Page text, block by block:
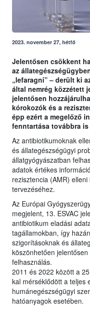
2023. november 27, hétfő
Jelentősen csökkent
az
„lefaragni” – derült ki
által nemrég közzétett
jelentősen
kórokozók és a
épp ezért a megelőző
fenntartása továbbra
Az antibiotikumoknak
és állategészségügyi
állatgyógyászatban
adatok értékes
rezisztencia (AMR)
tervezéséhez.
Az Európai
megjelent, 13. ESVAC
antibiotikum eladási
tagállamokban, így
szigorításoknak és
köszönhetően
felhasználás.
2011 és 2022 között a
kal mérséklődött a teljes
humánegészségügyi
hatóanyagok esetében.